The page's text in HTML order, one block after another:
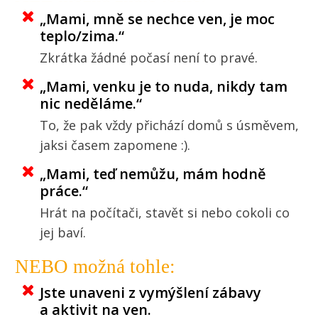
„Mami, mně se nechce ven, je moc
teplo/zima.“
Zkrátka žádné počasí není to pravé.
„Mami, venku je to nuda, nikdy tam
nic neděláme.“
To, že pak vždy přichází domů s úsměvem,
jaksi časem zapomene :).
„Mami, teď nemůžu, mám hodně
práce.“
Hrát na počítači, stavět si nebo cokoli co
jej baví.
NEBO možná tohle:
Jste unaveni z vymýšlení zábavy
a aktivit na ven.